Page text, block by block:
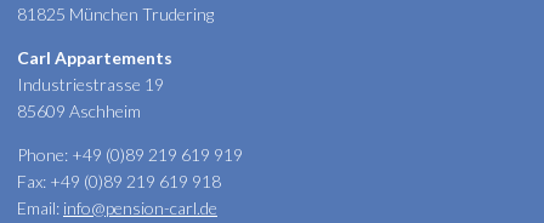
81825 München Trudering
Carl Appartements
Industriestrasse 19
85609 Aschheim
Phone: +49 (0)89 219 619 919
Fax: +49 (0)89 219 619 918
Email: info@pension-carl.de